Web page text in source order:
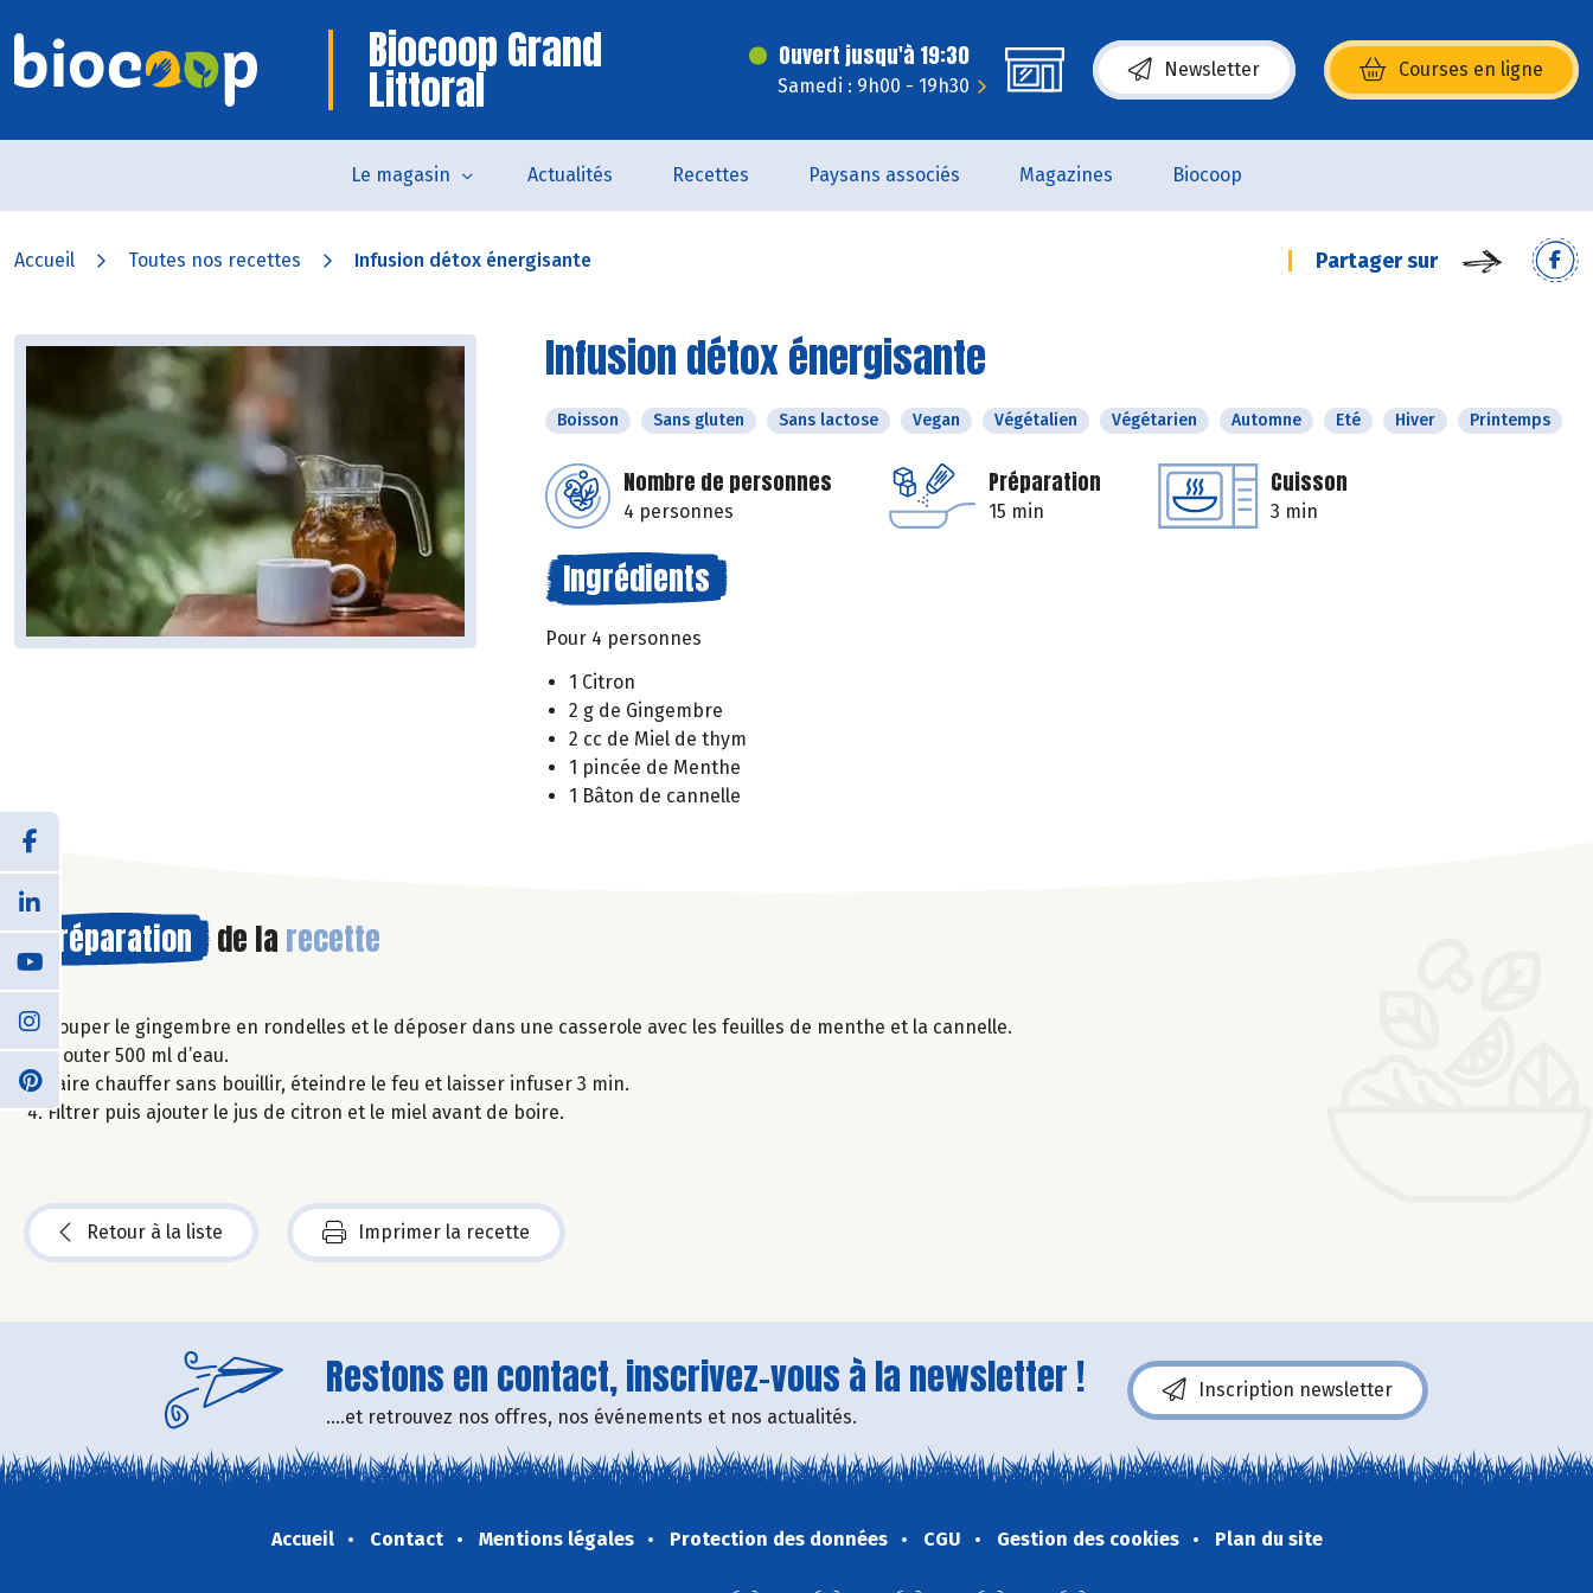
Biocoop Grand
Littoral
Ouvert jusqu'à 19:30
Samedi : 9h00 - 19h30
Newsletter Courses en ligne
(s’ouvre dans une nouvelle fenêtre)
Le magasin Actualités Recettes Paysans associés Magazines Biocoop
Accueil Toutes nos recettes Infusion détox énergisante Partager sur
Infusion détox énergisante
Boisson Sans gluten Sans lactose Vegan Végétalien Végétarien Automne Eté Hiver Printemps
Nombre de personnes
4 personnes
Préparation
15 min
Cuisson
3 min
Ingrédients
Pour 4 personnes
1 Citron
2 g de Gingembre
2 cc de Miel de thym
1 pincée de Menthe
1 Bâton de cannelle
Préparation de la recette
Couper le gingembre en rondelles et le déposer dans une casserole avec les feuilles de menthe et la cannelle.
Ajouter 500 ml d’eau.
Faire chauffer sans bouillir, éteindre le feu et laisser infuser 3 min.
Filtrer puis ajouter le jus de citron et le miel avant de boire.
Retour à la liste Imprimer la recette
Restons en contact, inscrivez-vous à la newsletter !
....et retrouvez nos offres, nos événements et nos actualités.
Inscription newsletter
Accueil Contact Mentions légales Protection des données CGU Gestion des cookies Plan du site